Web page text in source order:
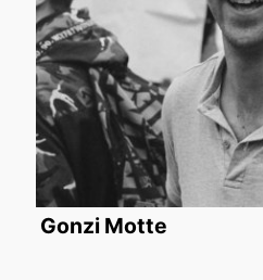
Gonzi Motte